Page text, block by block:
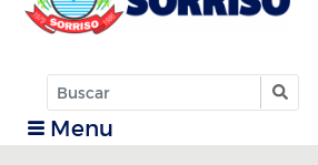
Menu